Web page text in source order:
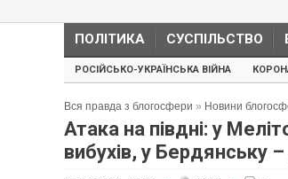
ПОЛІТИКА СУСПІЛЬСТВО
РОСІЙСЬКО-УКРАЇНСЬКА ВІЙНА
Вся правда з блогосфери » Новини
Атака на півдні: у
вибухів, у